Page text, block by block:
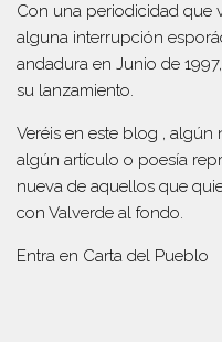
Con una periodicidad que
alguna interrupción
andadura en Junio de
su lanzamiento.
Veréis en este blog , algún
algún artículo o poesía
nueva de aquellos que
con Valverde al fondo.
Entra en Carta del Pueblo